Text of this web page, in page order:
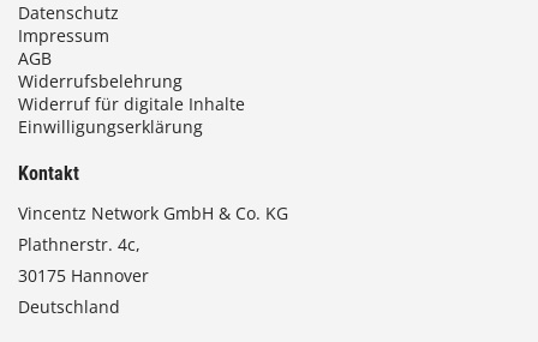
Datenschutz
Impressum
AGB
Widerrufsbelehrung
Widerruf für digitale Inhalte
Einwilligungserklärung
Kontakt
Vincentz Network GmbH & Co. KG
Plathnerstr. 4c,
30175 Hannover
Deutschland